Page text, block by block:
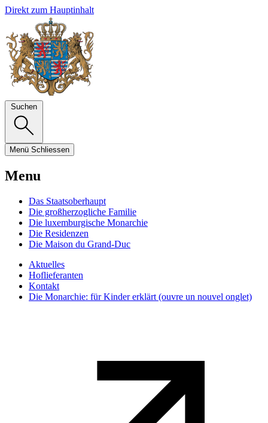
Direkt zum Hauptinhalt
Suchen
Menü Schliessen
Menu
Das Staatsoberhaupt
Die großherzogliche Familie
Die luxemburgische Monarchie
Die Residenzen
Die Maison du Grand-Duc
Aktuelles
Hoflieferanten
Kontakt
Die Monarchie: für Kinder erklärt (ouvre un nouvel onglet)